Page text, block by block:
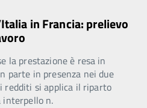
in Francia: prelievo
la prestazione è resa in
parte in presenza nei due
redditi si applica il riparto
interpello n.